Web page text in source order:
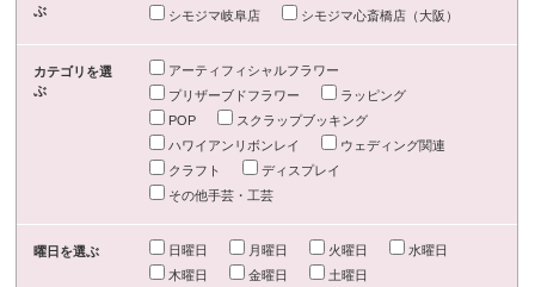
ぶ
シモジマ岐阜店
シモジマ心斎橋店（大阪）
カテゴリを選
ぶ
アーティフィシャルフラワー
プリザーブドフラワー
ラッピング
POP
スクラップブッキング
ハワイアンリボンレイ
ウェディング関連
クラフト
ディスプレイ
その他手芸・工芸
曜日を選ぶ 日曜日 月曜日 火曜日
水曜日
木曜日
金曜日 土曜日